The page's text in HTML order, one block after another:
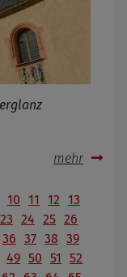
mehr
10 11 12 13
23 24 25 26
36 37 38 39
49 50 51
52